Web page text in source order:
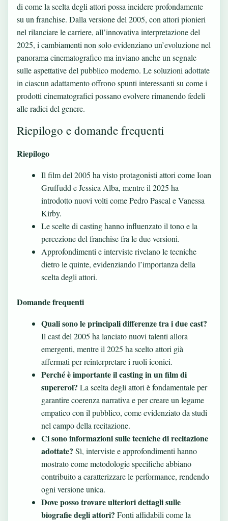
di come la scelta degli attori possa incidere profondamente
su un franchise. Dalla versione del 2005, con attori pionieri
nel rilanciare le carriere, all’innovativa interpretazione del
2025, i cambiamenti non solo evidenziano un’evoluzione nel
panorama cinematografico ma inviano anche un segnale
sulle aspettative del pubblico moderno. Le soluzioni adottate
in ciascun adattamento offrono spunti interessanti su come i
prodotti cinematografici possano evolvere rimanendo fedeli
alle radici del genere.
Riepilogo e domande frequenti
Riepilogo
Il film del 2005 ha visto protagonisti attori come Ioan
Gruffudd e Jessica Alba, mentre il 2025 ha
introdotto nuovi volti come Pedro Pascal e Vanessa
Kirby.
Le scelte di casting hanno influenzato il tono e la
percezione del franchise fra le due versioni.
Approfondimenti e interviste rivelano le tecniche
dietro le quinte, evidenziando l’importanza della
scelta degli attori.
Domande frequenti
Quali sono le principali differenze tra i due cast?
Il cast del 2005 ha lanciato nuovi talenti allora
emergenti, mentre il 2025 ha scelto attori già
affermati per reinterpretare i ruoli iconici.
Perché è importante il casting in un film di
supereroi? La scelta degli attori è fondamentale per
garantire coerenza narrativa e per creare un legame
empatico con il pubblico, come evidenziato da studi
nel campo della recitazione.
Ci sono informazioni sulle tecniche di recitazione
adottate? Sì, interviste e approfondimenti hanno
mostrato come metodologie specifiche abbiano
contribuito a caratterizzare le performance, rendendo
ogni versione unica.
Dove posso trovare ulteriori dettagli sulle
biografie degli attori? Fonti affidabili come la